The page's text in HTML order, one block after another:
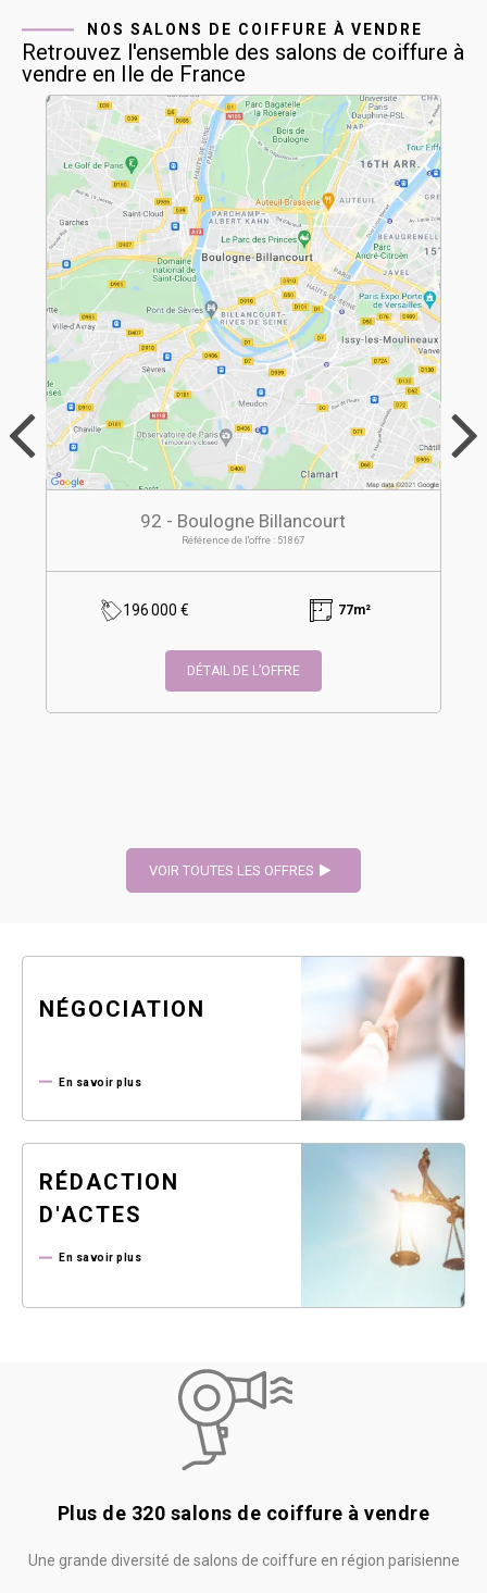
NOS SALONS DE COIFFURE À VENDRE
Retrouvez l'ensemble des salons de coiffure à
vendre en Ile de France
92 - Boulogne Billancourt
Référence de l'offre : 51867
196 000 € 77m²
DÉTAIL DE L’OFFRE
VOIR TOUTES LES OFFRES
NÉGOCIATION
En savoir plus
RÉDACTION
D'ACTES
En savoir plus
Plus de 320 salons de coiffure à vendre
Une grande diversité de salons de coiffure en région parisienne